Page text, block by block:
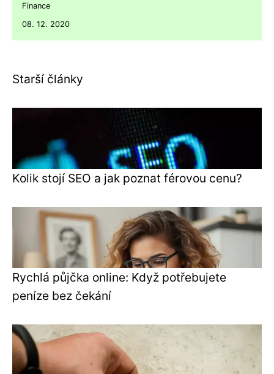
Finance
08. 12. 2020
Starší články
Kolik stojí SEO a jak poznat férovou cenu?
Rychlá půjčka online: Když potřebujete
peníze bez čekání